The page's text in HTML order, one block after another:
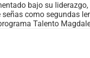
bajo su
como segundas
Talento